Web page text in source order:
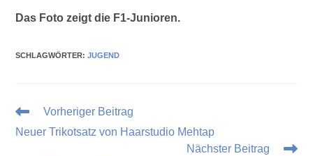
Das Foto zeigt die F1-Junioren.
SCHLAGWÖRTER:JUGEND
Vorheriger Beitrag
Neuer Trikotsatz von Haarstudio Mehtap
Nächster Beitrag